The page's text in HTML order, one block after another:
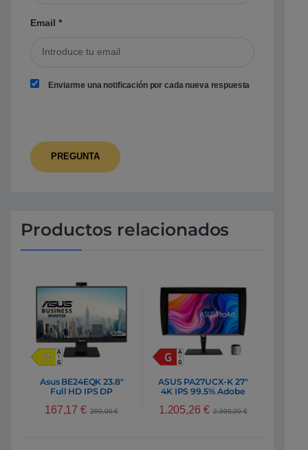
Email *
Enviarme una notificación por cada nueva respuesta
Productos relacionados
Asus BE24EQK 23.8″
Full HD IPS DP
167,17€ 299,00€
ASUS PA27UCX-K 27″
4K IPS 99.5% Adobe
1.205,26 € 2.999,00€